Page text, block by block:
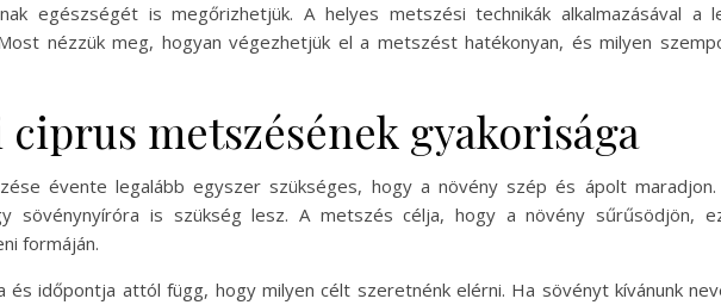
egészségét is megőrizhetjük. A helyes metszési technikák alkalmazásával a
nézzük meg, hogyan végezhetjük el a metszést hatékonyan, és milyen
metszésének gyakorisága
évente legalább egyszer szükséges, hogy a növény szép és ápolt
sövénynyíróra is szükség lesz. A metszés célja, hogy a növény sűrűsödjön,
formáján.
és időpontja attól függ, hogy milyen célt szeretnénk elérni. Ha sövényt kívánunk